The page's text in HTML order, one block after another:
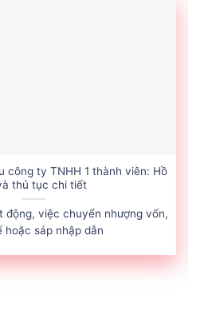
công ty TNHH 1 thành viên: Hồ
thủ tục chi tiết
động, việc chuyển nhượng vốn,
hoặc sáp nhập dẫn